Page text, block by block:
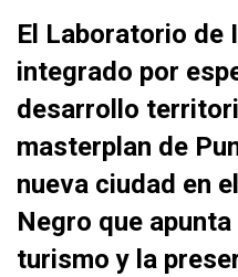
El Laboratorio de
integrado por
desarrollo
masterplan de
nueva ciudad en
Negro que
turismo y la